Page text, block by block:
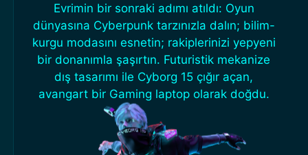
Evrimin bir sonraki adımı atıldı: Oyun
dünyasına Cyberpunk tarzınızla dalın; bilim-
kurgu modasını esnetin; rakiplerinizi yepyeni
bir donanımla şaşırtın. Futuristik mekanize
dış tasarımı ile Cyborg 15 çığır açan,
avangart bir Gaming laptop olarak doğdu.